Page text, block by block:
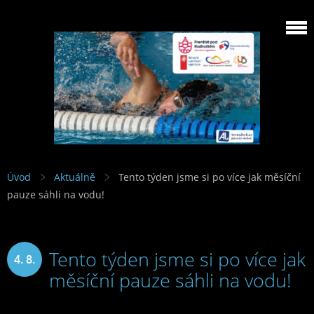
Úvod Aktuálně
Tento týden jsme si po více jak měsíční
pauze sáhli na vodu!
4. 8.
Tento týden jsme si po více jak
měsíční pauze sáhli na vodu!